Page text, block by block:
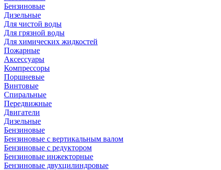
Бензиновые
Дизельные
Для чистой воды
Для грязной воды
Для химических жидкостей
Пожарные
Аксессуары
Компрессоры
Поршневые
Винтовые
Спиральные
Передвижные
Двигатели
Дизельные
Бензиновые
Бензиновые с вертикальным валом
Бензиновые с редуктором
Бензиновые инжекторные
Бензиновые двухцилиндровые